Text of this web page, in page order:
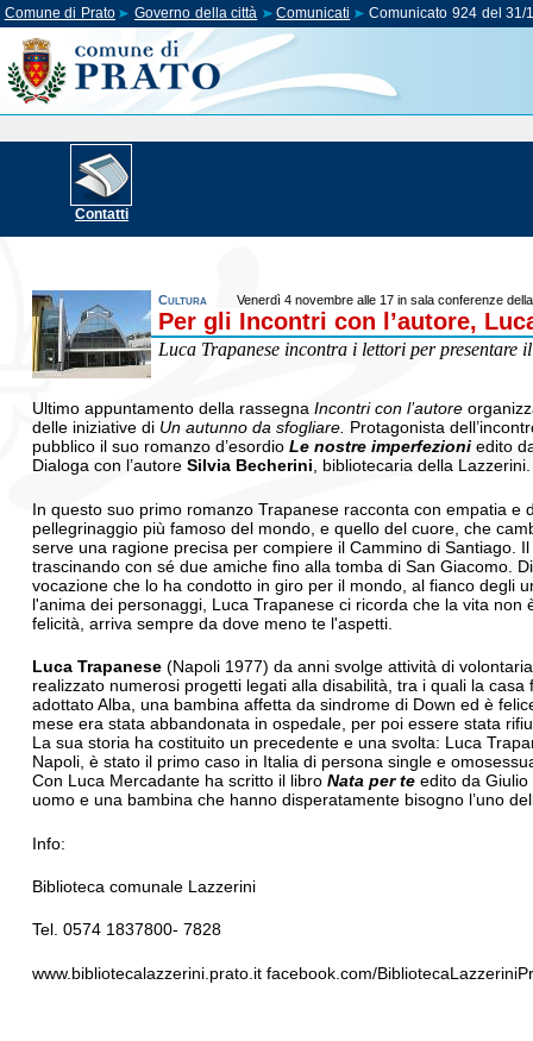
Comune di Prato Governo della città Comunicati Comunicato 924 del 31/
Contatti
Cultura Venerdì 4 novembre alle 17 in sala conferenze
Per gli Incontri con l’autore,
Luca Trapanese incontra i lettori per presentare
Ultimo appuntamento della rassegnaIncontri con l’autore
delle iniziative di Un autunno da sfogliare. Protagonista
pubblico il suo romanzo d’esordioLe nostre imperfezioni edito
Dialoga con l’autoreSilvia Becherini, bibliotecaria della Lazzerini.
In questo suo primo romanzo Trapanese racconta con empatia
pellegrinaggio più famoso del mondo, e quello del cuore, che
serve una ragione precisa per compiere il Cammino di Santiago.
trascinando con sé due amiche fino alla tomba di San Giacomo.
vocazione che lo ha condotto in giro per il mondo, al fianco degli
l'anima dei personaggi, Luca Trapanese ci ricorda che la vita
felicità, arriva sempre da dove meno te l'aspetti.
Luca Trapanese (Napoli 1977) da anni svolge attività di
realizzato numerosi progetti legati alla disabilità, tra i quali la
adottato Alba, una bambina affetta da sindrome di Down ed è
mese era stata abbandonata in ospedale, per poi essere stata
La sua storia ha costituito un precedente e una svolta: Luca
Napoli, è stato il primo caso in Italia di persona single e
Con Luca Mercadante ha scritto il libroNata per te edito da
uomo e una bambina che hanno disperatamente bisogno l’uno
Info:
Biblioteca comunale Lazzerini
Tel. 0574 1837800- 7828
www.bibliotecalazzerini.prato.it facebook.com/